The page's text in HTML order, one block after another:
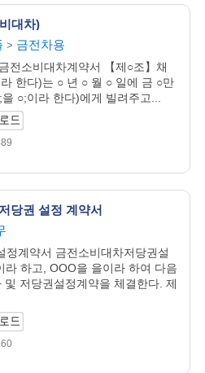
대차)
> 금전차용
전소비대차계약서 【제○조】채
한다)는 ○ 년 ○ 월 ○ 일에 금 ○만
○;이라 한다)에게 빌려주고...
당권 설정 계약서
정계약서 금전소비대차저당권설
라 하고, OOO을 을이라 하여 다음
저당권설정계약을 체결한다. 제